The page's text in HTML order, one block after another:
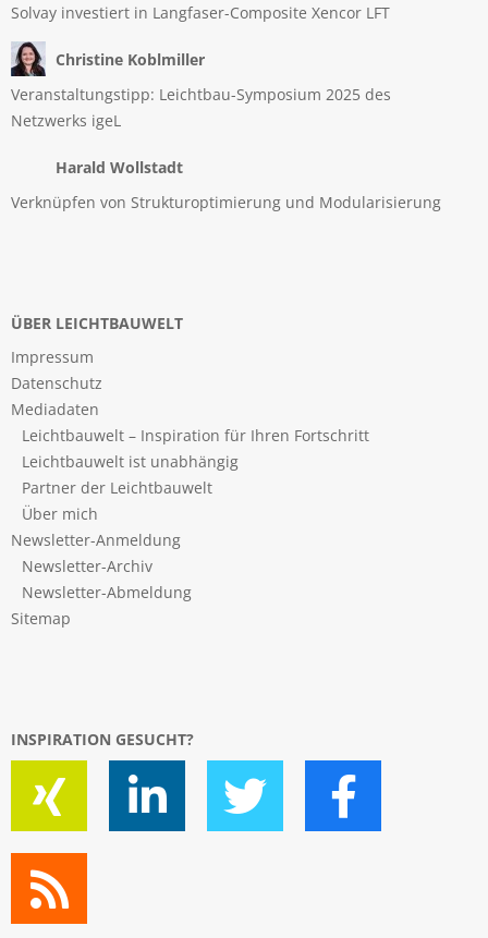
Solvay investiert in Langfaser-Composite Xencor LFT
Christine Koblmiller
Veranstaltungstipp: Leichtbau-Symposium 2025 des
Netzwerks igeL
Harald Wollstadt
Verknüpfen von Strukturoptimierung und Modularisierung
ÜBER LEICHTBAUWELT
Impressum
Datenschutz
Mediadaten
Leichtbauwelt – Inspiration für Ihren Fortschritt
Leichtbauwelt ist unabhängig
Partner der Leichtbauwelt
Über mich
Newsletter-Anmeldung
Newsletter-Archiv
Newsletter-Abmeldung
Sitemap
INSPIRATION GESUCHT?